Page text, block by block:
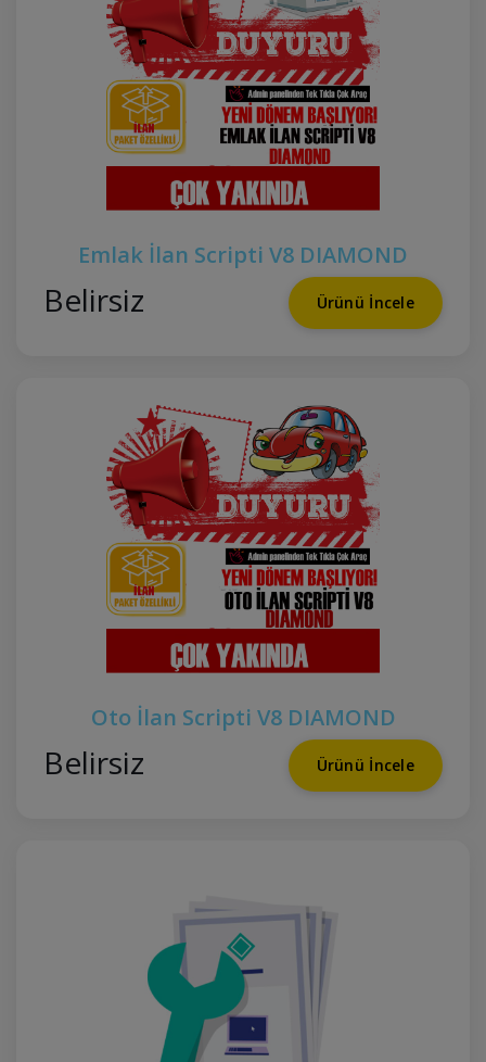
Emlak İlan Scripti V8 DIAMOND
Belirsiz Ürünü İncele
Oto İlan Scripti V8 DIAMOND
Belirsiz Ürünü İncele